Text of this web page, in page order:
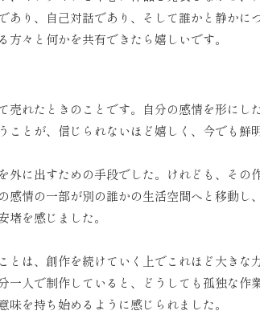
あり、自己対話であり、そして誰かと静か
々と何かを共有できたら嬉しいです。
れたときのことです。自分の感情を形にし
ことが、信じられないほど嬉しく、今でも鮮
外に出すための手段でした。けれども、その
情の一部が別の誰かの生活空間へと移動し
を感じました。
とは、創作を続けていく上でこれほど大きな
一人で制作していると、どうしても孤独な作
味を持ち始めるように感じられました。